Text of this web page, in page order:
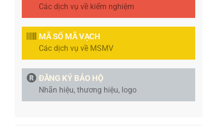
Các dịch vụ về kiểm nghiệm
MÃ SỐ MÃ VẠCH
Các dịch vụ về MSMV
ĐĂNG KÝ BẢO HỘ
Nhãn hiệu, thương hiệu, logo